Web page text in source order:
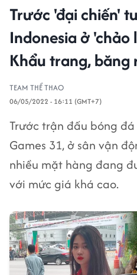
Trước 'đại chiến'
Indonesia ở 'chảo
Khẩu trang, băng
TEAM THỂ THAO
06/05/2022 - 16:11 (GMT+7)
Trước trận đấu bóng
Games 31, ở sân vận
nhiều mặt hàng đang
với mức giá khá cao.